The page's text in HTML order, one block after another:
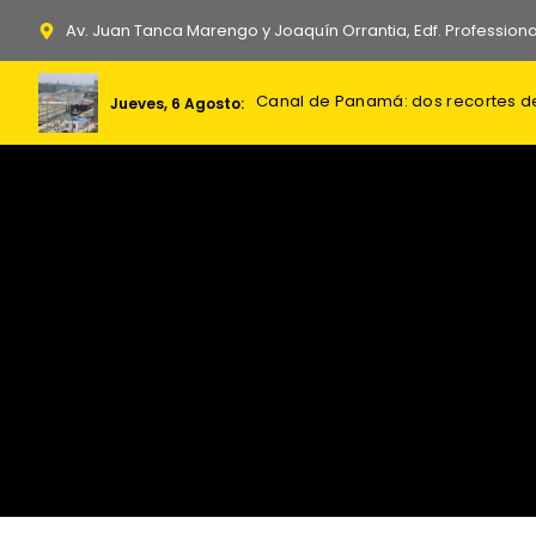
contenido
Av. Juan Tanca Marengo y Joaquín Orrantia, Edf.
Jueves, 6 Agosto: Canal de Panamá: dos recortes
195 viviendas se suman al